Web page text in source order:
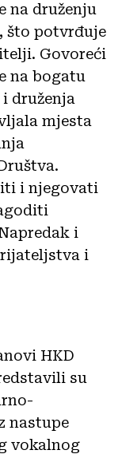
na druženju
što potvrđuje
Govoreći
na bogatu
druženja
mjesta
i njegovati
i
i
HKD
su
nastupe
vokalnog